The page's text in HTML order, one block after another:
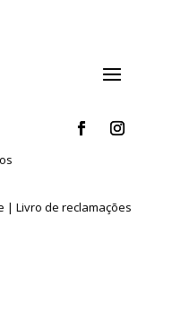
|Livro de reclamações